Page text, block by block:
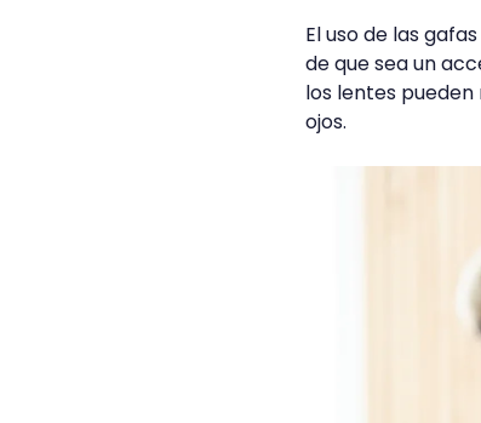
El uso de las
de que sea un
los lentes
ojos.